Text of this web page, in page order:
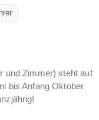
und Zimmer) steht auf
bis Anfang Oktober